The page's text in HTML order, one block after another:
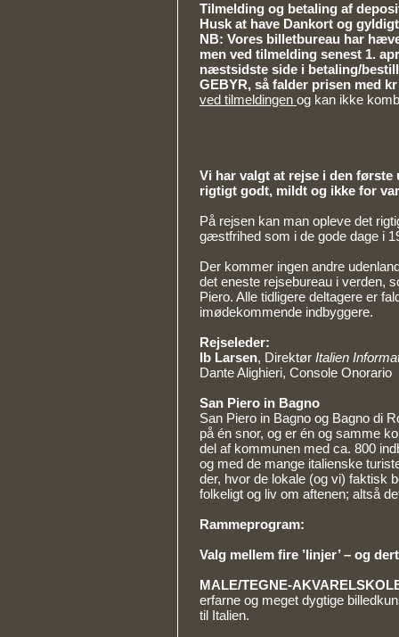
Tilmelding og betaling af
Husk at have Dankort og
NB: Vores billetbureau har
men ved tilmelding senest 1.
næstsidste side i betaling/
GEBYR, så falder prisen med
ved tilmeldingen og kan ikke
Vi har valgt at rejse i den
rigtigt godt, mildt og ikke for
På rejsen kan man opleve det
gæstfrihed som i de gode dage i
Der kommer ingen andre
det eneste rejsebureau i verden,
Piero. Alle tidligere deltagere er
imødekommende indbyggere.
Rejseleder:
Ib Larsen, Direktør Italien
Dante Alighieri, Console Onorario
San Piero in Bagno
San Piero in Bagno og Bagno di
på én snor, og er én og samme
del af kommunen med ca. 800
og med de mange italienske
der, hvor de lokale (og vi) faktisk
folkeligt og liv om aftenen; altså
Rammeprogram:
Valg mellem fire ’linjer’ – og
MALE/TEGNE-
erfarne og meget dygtige
til Italien.